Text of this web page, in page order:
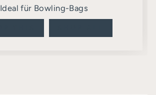
Ideal für Bowling-Bags